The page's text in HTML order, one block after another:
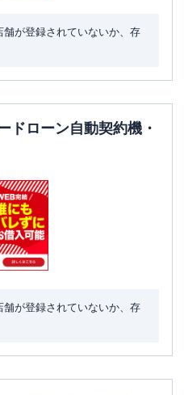
が登録されていないか、存
ドローン自動契約機・
が登録されていないか、存